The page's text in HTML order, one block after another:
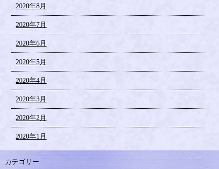
2020年8月
2020年7月
2020年6月
2020年5月
2020年4月
2020年3月
2020年2月
2020年1月
カテゴリー